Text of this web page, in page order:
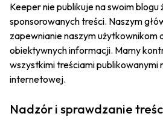
Keeper nie publikuje na swoim blogu
sponsorowanych treści. Naszym
zapewnianie naszym użytkownikom
obiektywnych informacji. Mamy
wszystkimi treściami publikowanymi
internetowej.
Nadzór i sprawdzanie